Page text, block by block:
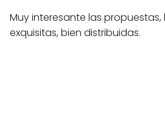
Muy interesante las propuestas,
exquisitas, bien distribuidas.